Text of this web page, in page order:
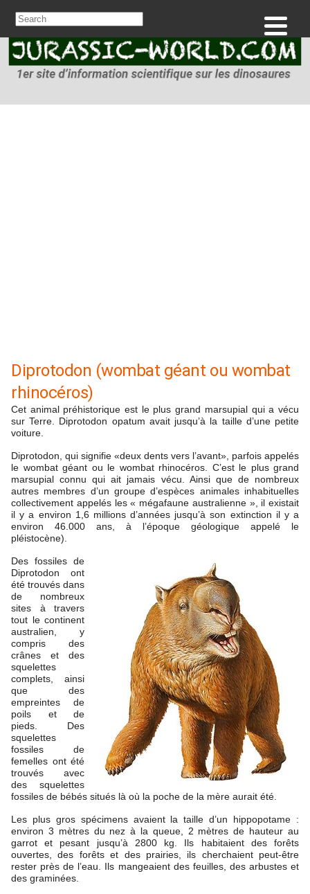
Diprotodon (wombat géant ou wombat
rhinocéros)
Cet animal préhistorique est le plus grand marsupial qui a vécu
sur Terre. Diprotodon opatum avait jusqu’à la taille d’une petite
voiture.
Diprotodon, qui signifie «deux dents vers l’avant», parfois appelés
le wombat géant ou le wombat rhinocéros. C’est le plus grand
marsupial connu qui ait jamais vécu. Ainsi que de nombreux
autres membres d’un groupe d’espèces animales inhabituelles
collectivement appelés les « mégafaune australienne », il existait
il y a environ 1,6 millions d’années jusqu’à son extinction il y a
environ 46.000 ans, à l’époque géologique appelé le
pléistocène).
Des fossiles de
Diprotodon ont
été trouvés dans
de nombreux
sites à travers
tout le continent
australien, y
compris des
crânes et des
squelettes
complets, ainsi
que des
empreintes de
poils et de
pieds. Des
squelettes
fossiles de
femelles ont été
trouvés avec
des squelettes
fossiles de bébés situés là où la poche de la mère aurait été.
Les plus gros spécimens avaient la taille d’un hippopotame :
environ 3 mètres du nez à la queue, 2 mètres de hauteur au
garrot et pesant jusqu’à 2800 kg. Ils habitaient des forêts
ouvertes, des forêts et des prairies, ils cherchaient peut-être
rester près de l’eau. Ils mangeaient des feuilles, des arbustes et
des graminées.